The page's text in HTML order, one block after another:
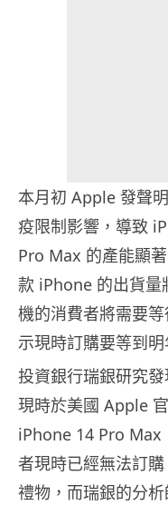
本月初 Apple 發聲
疫限制影響，導致
Pro Max 的產能顯
款 iPhone 的出貨量
機的消費者將需要
示現時訂購要等到
投資銀行瑞銀研究
現時於美國 Apple
iPhone 14 Pro Max
者現時已經無法訂
禮物，而瑞銀的分